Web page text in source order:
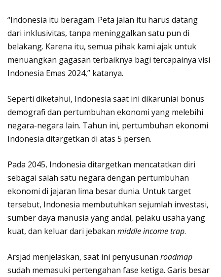
“Indonesia itu beragam. Peta jalan itu harus datang
dari inklusivitas, tanpa meninggalkan satu pun di
belakang. Karena itu, semua pihak kami ajak untuk
menuangkan gagasan terbaiknya bagi tercapainya visi
Indonesia Emas 2024,” katanya.
Seperti diketahui, Indonesia saat ini dikaruniai bonus
demografi dan pertumbuhan ekonomi yang melebihi
negara-negara lain. Tahun ini, pertumbuhan ekonomi
Indonesia ditargetkan di atas 5 persen.
Pada 2045, Indonesia ditargetkan mencatatkan diri
sebagai salah satu negara dengan pertumbuhan
ekonomi di jajaran lima besar dunia. Untuk target
tersebut, Indonesia membutuhkan sejumlah investasi,
sumber daya manusia yang andal, pelaku usaha yang
kuat, dan keluar dari jebakan middle income trap.
Arsjad menjelaskan, saat ini penyusunan roadmap
sudah memasuki pertengahan fase ketiga. Garis besar